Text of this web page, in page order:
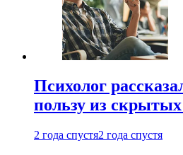
Психолог
пользу из
2 года спустя2 года спустя